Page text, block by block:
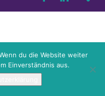
du die Website weiter
Einverständnis aus.